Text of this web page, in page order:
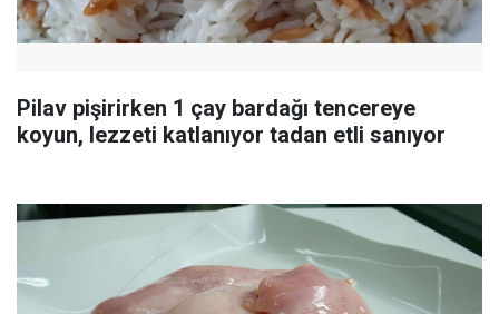
Pilav pişirirken 1 çay bardağı tencereye
koyun, lezzeti katlanıyor tadan etli sanıyor